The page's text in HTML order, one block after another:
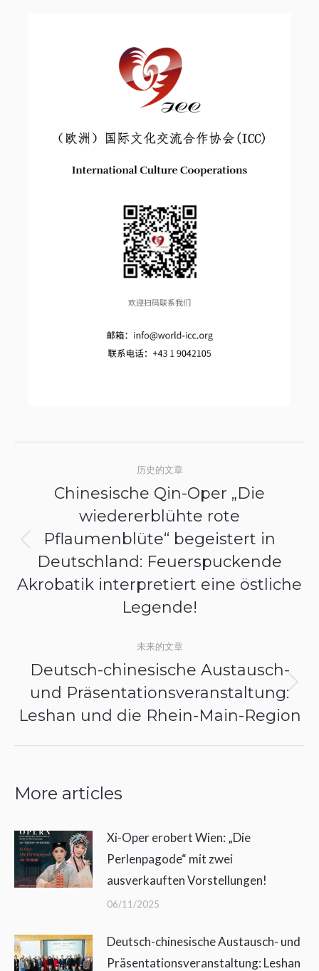
航
历史的文章
历
史
的
文
Chinesische Qin-Oper „Die
wiedererblühte rote
Pflaumenblüte“ begeistert in
Deutschland: Feuerspuckende
Akrobatik interpretiert eine östliche
Legende!
未来的文章
未
来
Deutsch-chinesische Austausch-
und Präsentationsveranstaltung:
Leshan und die Rhein-Main-Region
More articles
Xi-Oper erobert Wien: „Die
Perlenpagode“ mit zwei
ausverkauften Vorstellungen!
06/11/2025
Deutsch-chinesische Austausch- und
Präsentationsveranstaltung: Leshan